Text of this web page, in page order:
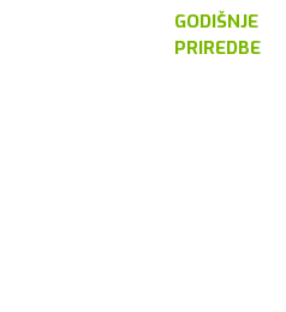
GODIŠNJE
PRIREDBE